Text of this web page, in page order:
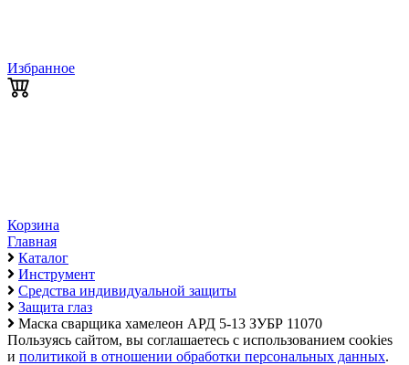
Избранное
Корзина
Главная
Каталог
Инструмент
Средства индивидуальной защиты
Защита глаз
Маска сварщика хамелеон АРД 5-13 ЗУБР 11070
Пользуясь сайтом, вы соглашаетесь с использованием cookies
и политикой в отношении обработки персональных данных.